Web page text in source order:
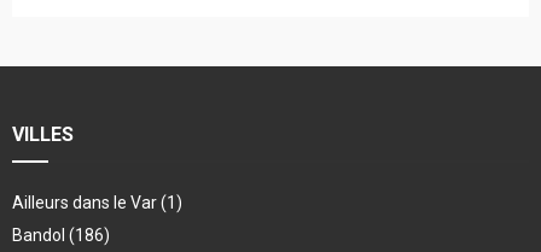
VILLES
Ailleurs dans le Var(1)
Bandol (186)